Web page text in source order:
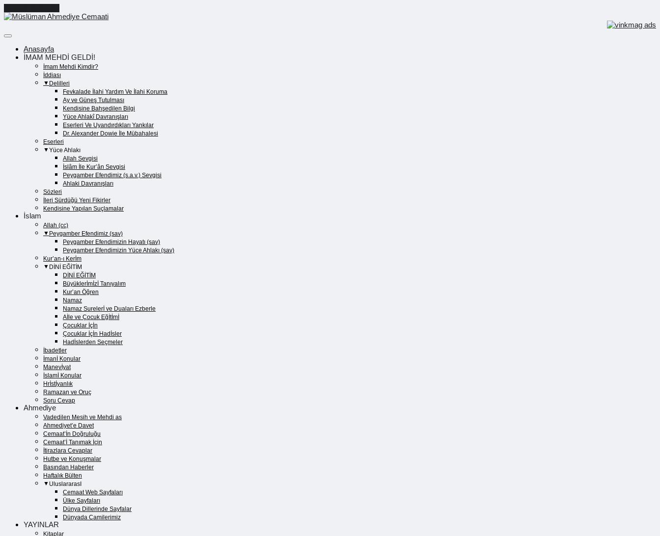
Anasayfa
İMAM MEHDİ GELDİ!
İmam Mehdi Kimdir?
İddiası
Delilleri
Fevkalade İlahi Yardım Ve İlahi Koruma
Ay ve Güneş Tutulması
Kendisine Bahşedilen Bilgi
Yüce Ahlakî Davranışları
Eserleri Ve Uyandırdıkları Yankılar
Dr. Alexander Dowie İle Mübahalesi
Eserleri
Yüce Ahlakı
Allah Sevgisi
İslâm İle Kur’ân Sevgisi
Peygamber Efendimiz (s.a.v.) Sevgisi
Ahlaki Davranışları
Sözleri
İleri Sürdüğü Yeni Fikirler
Kendisine Yapılan Suçlamalar
İslam
Allah (cc)
Peygamber Efendimiz (sav)
Peygamber Efendimizin Hayatı (sav)​
Peygamber Efendimizin Yüce Ahlakı (sav)​
Kur’an-ı Kerİm
DİNİ EĞİTİM
DİNİ EĞİTİM
Büyüklerİmİzİ Tanıyalım
Kur’an Öğren
Namaz
Namaz Surelerİ ve Duaları Ezberle
Aİle ve Çocuk Eğİtİmİ
Çocuklar İçİn
Çocuklar İçİn Hadİsler
Hadİslerden Seçmeler
İbadetler
İmanİ Konular
Manevİyat
İslamİ Konular
Hrİstİyanlık
Ramazan ve Oruç
Soru Cevap
Ahmediye
Vadedilen Mesih ve Mehdi as
Ahmediyet’e Davet
Cemaat’İn Doğruluğu
Cemaat’İ Tanımak İçin
İtirazlara Cevaplar
Hutbe ve Konuşmalar
Basından Haberler
Haftalık Bülten
UluslararasI
Cemaat Web Sayfaları
Ülke Sayfaları
Dünya Dillerinde Sayfalar
Dünyada Camilerimiz
YAYINLAR
Kitaplar